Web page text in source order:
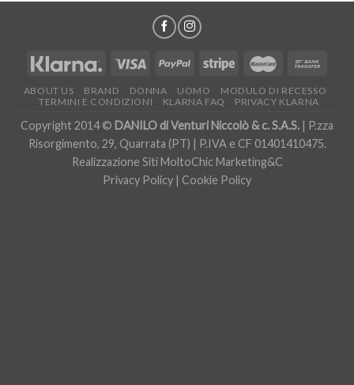
ABOUT US BRAND DONNA UOMO
MODULO DI RECESSO
TERMINI E CONDIZIONI
KLARNA FAQ PRIVACY KLARNA
Copyright 2014 © DANILO di Venturi Niccolò & c. S.A.S. | P.zza
Risorgimento, 29, Quarrata (PT) | P.IVA e CF 01401410475.
Realizzazione Siti MoltoChic Marketing&C
Privacy Policy | Cookie Policy